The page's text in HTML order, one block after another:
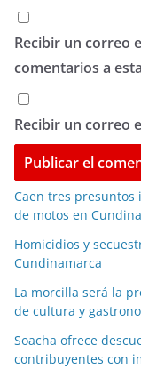
Recibir un correo
comentarios a
Recibir un correo
Caen tres
de motos en
Homicidios y
Cundinamarca
La morcilla será la
de cultura y
Soacha ofrece
contribuyentes con